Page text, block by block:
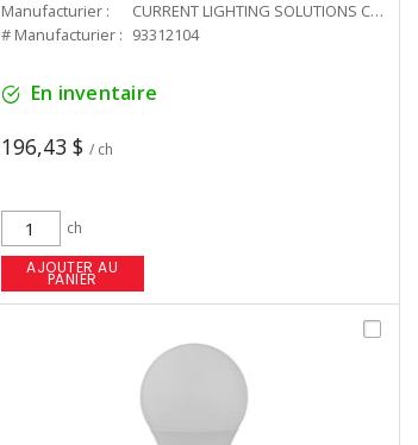
Manufacturier :
CURRENT LIGHTING SOLUTIONS CAN
# Manufacturier : 93312104
En inventaire
196,43 $ / ch
ch
AJOUTER AU
PANIER